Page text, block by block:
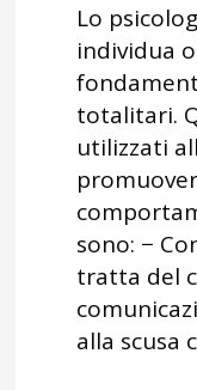
Lo
individua
totalitari.
utilizzati
sono: −
tratta del
alla scusa